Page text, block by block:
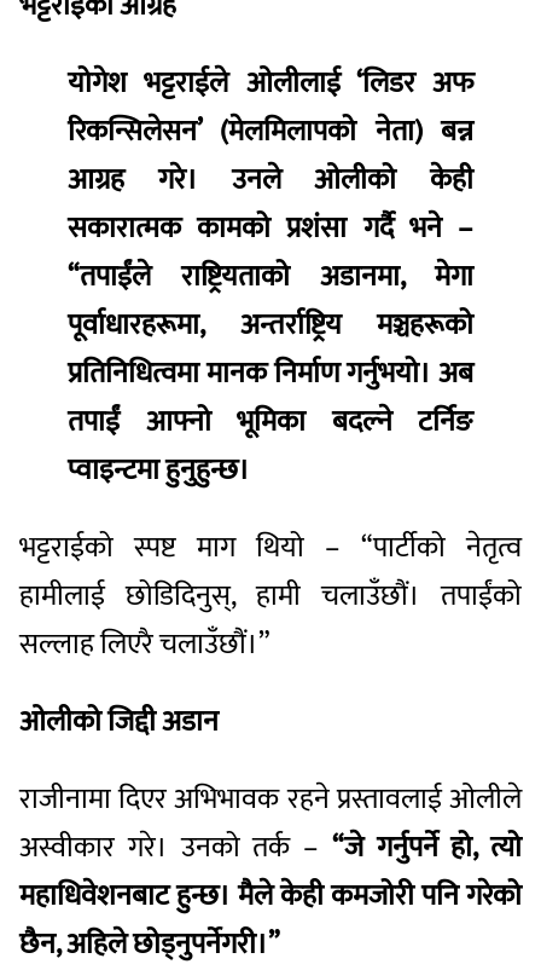
योगेश भट्टराईले ओलीलाई ‘लिडर अफ
रिकन्सिलेसन’ (मेलमिलापको नेता) बन्न
आग्रह गरे। उनले ओलीको केही
सकारात्मक कामको प्रशंसा गर्दै भने –
“तपाईंले राष्ट्रियताको अडानमा, मेगा
पूर्वाधारहरूमा, अन्तर्राष्ट्रिय मञ्चहरूको
प्रतिनिधित्वमा मानक निर्माण गर्नुभयो। अब
तपाईं आफ्नो भूमिका बदल्ने टर्निङ
प्वाइन्टमा हुनुहुन्छ।
भट्टराईको स्पष्ट माग थियो – “पार्टीको नेतृत्व
हामीलाई छोडिदिनुस्, हामी चलाउँछौं। तपाईंको
सल्लाह लिएरै चलाउँछौं।”
ओलीको जिद्दी अडान
राजीनामा दिएर अभिभावक रहने प्रस्तावलाई ओलीले
अस्वीकार गरे। उनको तर्क – “जे गर्नुपर्ने हो, त्यो
महाधिवेशनबाट हुन्छ। मैले केही कमजोरी पनि गरेको
छैन, अहिले छोड्नुपर्नेगरी।”